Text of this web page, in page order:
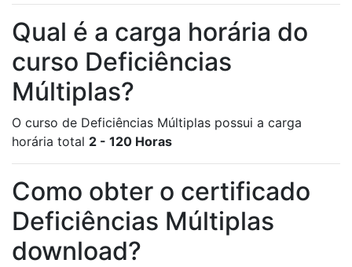
Qual é a carga horária do
curso Deficiências
Múltiplas?
O curso de Deficiências Múltiplas possui a carga
horária total 2 - 120 Horas
Como obter o certificado
Deficiências Múltiplas
download?